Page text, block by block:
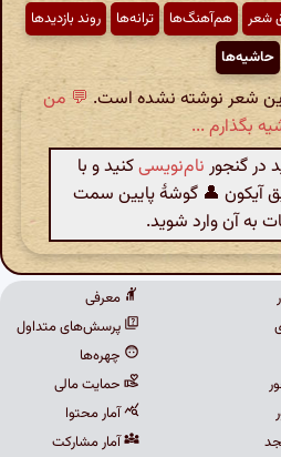
شعر هم‌آهنگ‌ها ترانه‌ها
روند بازدیدها
حاشیه‌ها
شعر نوشته نشده است. 💬 من
بگذارم ...
در گنجور نام‌نویسیکنید و با
آیکون 👤 گوشهٔ پایین سمت
آن وارد شوید.
معرفی
پرسش‌های متداول
چهره‌ها
حمایت مالی
آمار محتوا
آمار مشارکت